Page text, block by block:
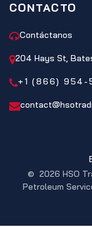
CONTACTO
Contáctanos
204 Hays St,
+1 (866) 954-
© 2026 HSO
Petroleum